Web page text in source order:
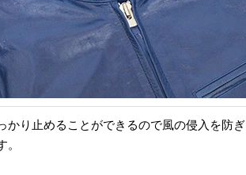
かり止めることができるので風の侵入を防ぎ
。